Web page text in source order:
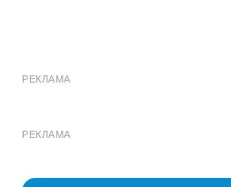
РЕКЛАМА
РЕКЛАМА